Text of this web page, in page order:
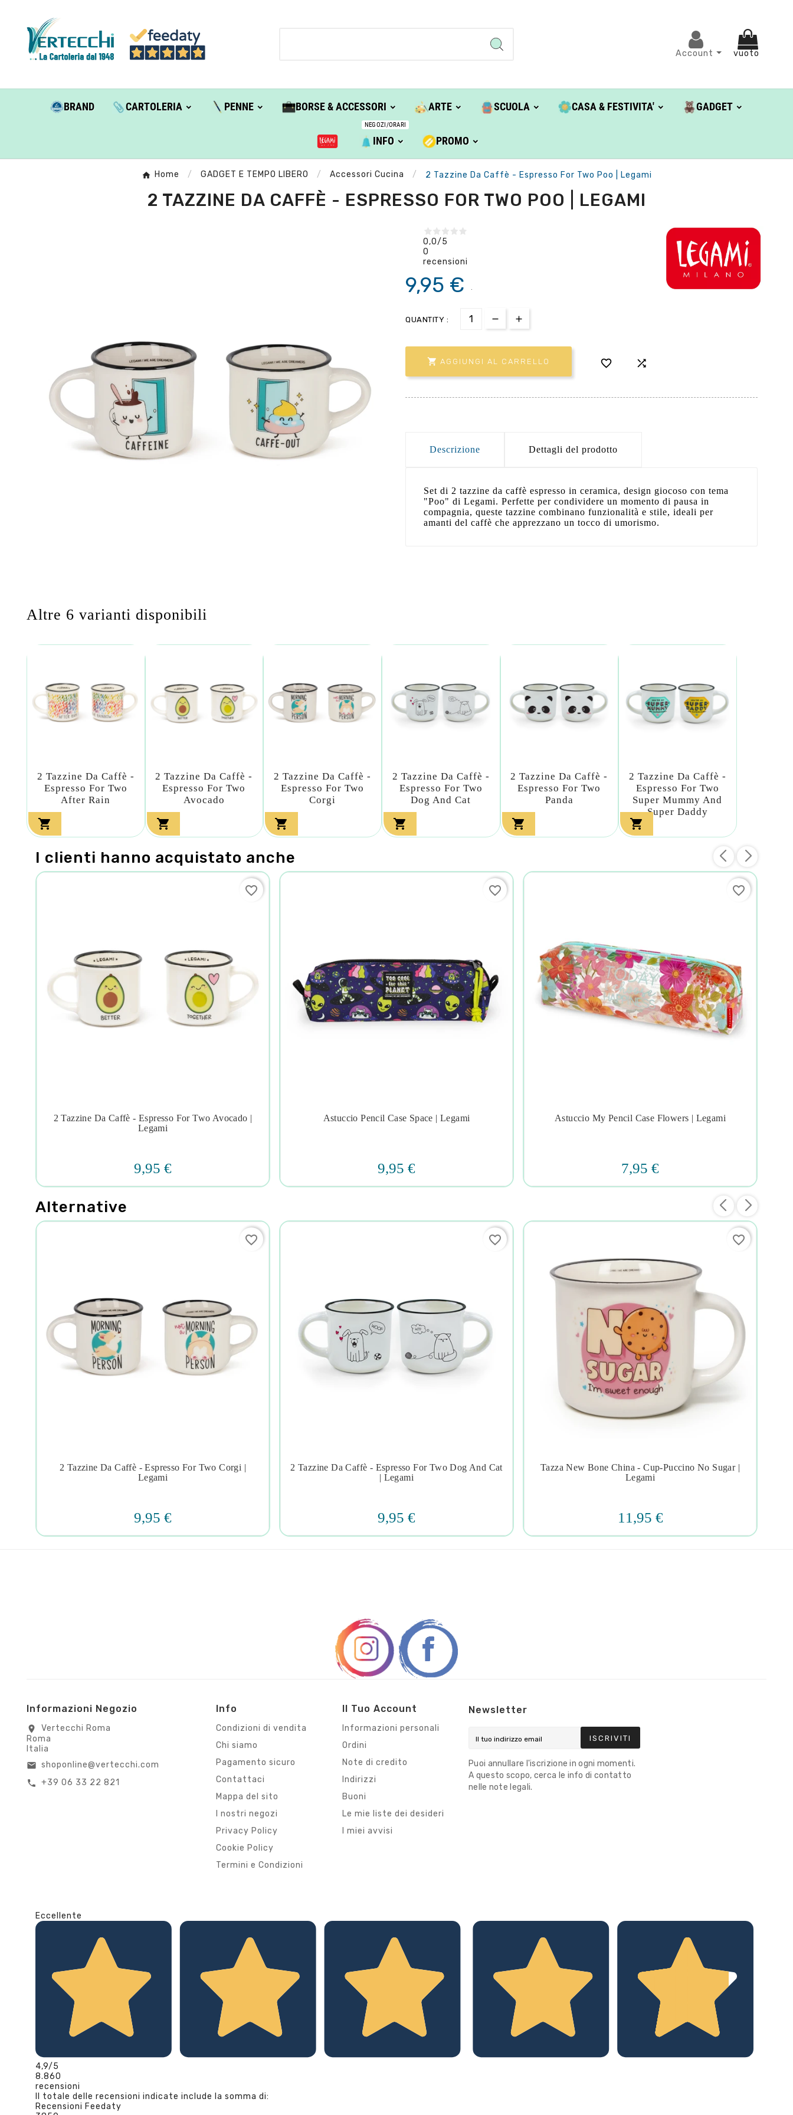
Account vuoto
BRAND CARTOLERIA PENNE BORSE & ACCESSORI ARTE SCUOLA CASA & FESTIVITA' GADGET
INFO
NEGOZI/ORARI
PROMO
Home GADGET E TEMPO LIBERO Accessori Cucina 2 Tazzine Da Caffè - Espresso For Two Poo | Legami
2 TAZZINE DA CAFFÈ - ESPRESSO FOR TWO POO | LEGAMI
0,0/5
0
recensioni
9,95 €
QUANTITY :
 AGGIUNGI AL CARRELLO  
Descrizione Dettagli del prodotto
Set di 2 tazzine da caffè espresso in ceramica, design giocoso con tema
"Poo" di Legami. Perfette per condividere un momento di pausa in
compagnia, queste tazzine combinano funzionalità e stile, ideali per
amanti del caffè che apprezzano un tocco di umorismo.
Altre 6 varianti disponibili
2 Tazzine Da Caffè -
Espresso For Two
After Rain

2 Tazzine Da Caffè -
Espresso For Two
Avocado

2 Tazzine Da Caffè -
Espresso For Two
Corgi

2 Tazzine Da Caffè -
Espresso For Two
Dog And Cat

2 Tazzine Da Caffè -
Espresso For Two
Panda

2 Tazzine Da Caffè -
Espresso For Two
Super Mummy And
Super Daddy

I clienti hanno acquistato anche
 
2 Tazzine Da Caffè - Espresso For Two Avocado |
Legami
9,95 €
favorite_border
 
Astuccio Pencil Case Space | Legami
9,95 €
favorite_border

Astuccio My Pencil Case Flowers | Legami
7,95 €
favorite_border
Alternative
 
2 Tazzine Da Caffè - Espresso For Two Corgi |
Legami
9,95 €
favorite_border
 
2 Tazzine Da Caffè - Espresso For Two Dog And Cat
| Legami
9,95 €
favorite_border
 
Tazza New Bone China - Cup-Puccino No Sugar |
Legami
11,95 €
favorite_border
Informazioni Negozio
location_on
Vertecchi Roma
Roma
Italia
email shoponline@vertecchi.com
call +39 06 33 22 821
Info
Condizioni di vendita
Chi siamo
Pagamento sicuro
Contattaci
Mappa del sito
I nostri negozi
Privacy Policy
Cookie Policy
Termini e Condizioni
Il Tuo Account
Informazioni personali
Ordini
Note di credito
Indirizzi
Buoni
Le mie liste dei desideri
I miei avvisi
Newsletter
ISCRIVITI
Puoi annullare l'iscrizione in ogni momenti.
A questo scopo, cerca le info di contatto
nelle note legali.
Eccellente
4,9/5
8.860
recensioni
Il totale delle recensioni indicate include la somma di:
Recensioni Feedaty